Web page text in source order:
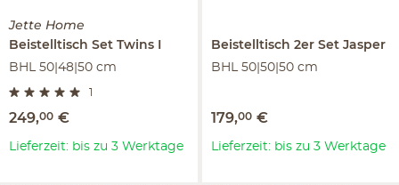
Jette Home
Beistelltisch Set Twins I
BHL 50|48|50 cm
1
249,00 €
Lieferzeit: bis zu 3 Werktage
Beistelltisch 2er Set Jasper
BHL 50|50|50 cm
179,00 €
Lieferzeit: bis zu 3 Werktage